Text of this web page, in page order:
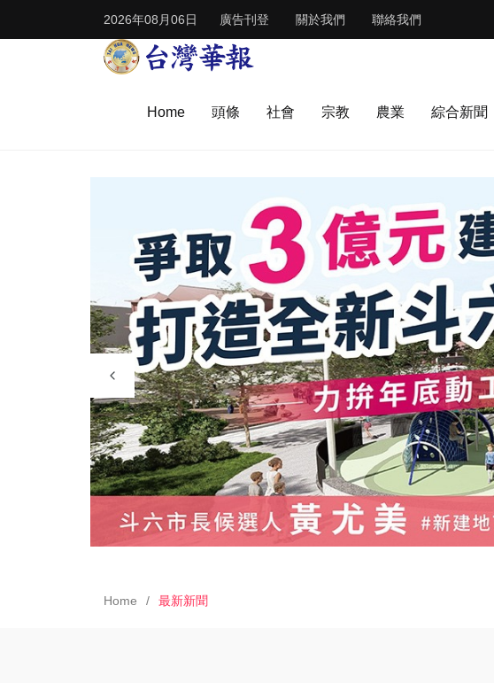
2026年08月06日 廣告刊登 關於我們 聯絡我們
Home 頭條 社會 宗教 農業 綜合新聞
Home 最新新聞